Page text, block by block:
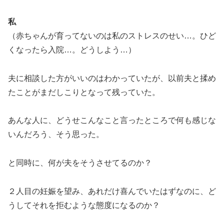
私
（赤ちゃんが育ってないのは私のストレスのせい…。ひど
くなったら入院…。どうしよう…）
夫に相談した方がいいのはわかっていたが、以前夫と揉め
たことがまだしこりとなって残っていた。
あんな人に、どうせこんなこと言ったところで何も感じな
いんだろう、そう思った。
と同時に、何が夫をそうさせてるのか？
２人目の妊娠を望み、あれだけ喜んでいたはずなのに、ど
うしてそれを拒むような態度になるのか？